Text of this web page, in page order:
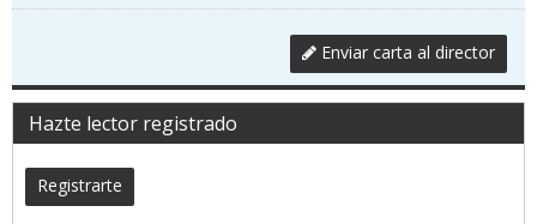
Enviar carta al director
Hazte lector registrado
Registrarte